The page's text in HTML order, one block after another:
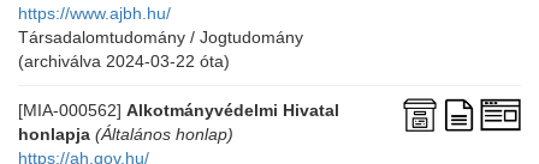
https://www.ajbh.hu/
Társadalomtudomány / Jogtudomány
(archiválva 2024-03-22 óta)
[MIA-000562] Alkotmányvédelmi Hivatal
honlapja (Általános honlap)
https://ah.gov.hu/